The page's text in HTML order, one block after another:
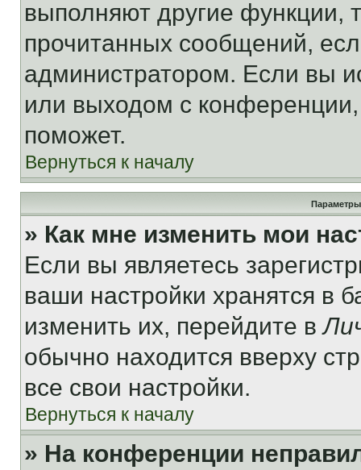
выполняют другие функции,
прочитанных сообщений,
администратором. Если вы
или выходом с
поможет.
Вернуться к началу
Параметры
» Как мне изменить мои
Если вы являетесь
ваши настройки хранятся в
изменить их, перейдите в
обычно находится вверху
все свои настройки.
Вернуться к началу
» На конференции